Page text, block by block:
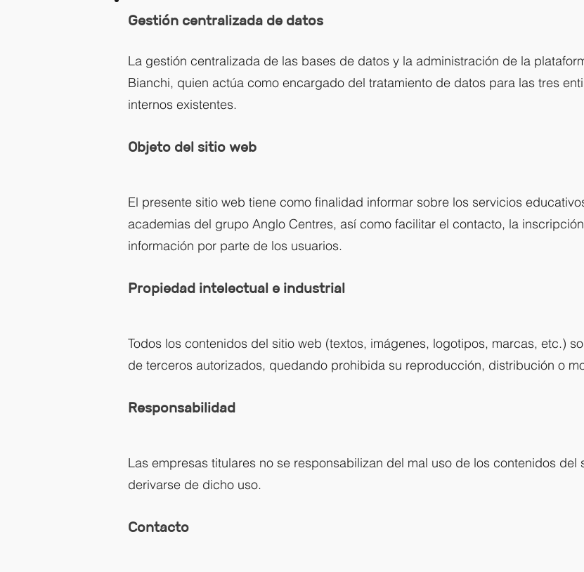
Gestión centralizada de datos
La gestión centralizada de las bases de datos y la administración de la
Bianchi, quien actúa como encargado del tratamiento de datos para las tres
internos existentes.
Objeto del sitio web
El presente sitio web tiene como finalidad informar sobre los servicios
academias del grupo Anglo Centres, así como facilitar el contacto, la
información por parte de los usuarios.
Propiedad intelectual e industrial
Todos los contenidos del sitio web (textos, imágenes, logotipos, marcas, etc.)
de terceros autorizados, quedando prohibida su reproducción, distribución o
Responsabilidad
Las empresas titulares no se responsabilizan del mal uso de los contenidos
derivarse de dicho uso.
Contacto